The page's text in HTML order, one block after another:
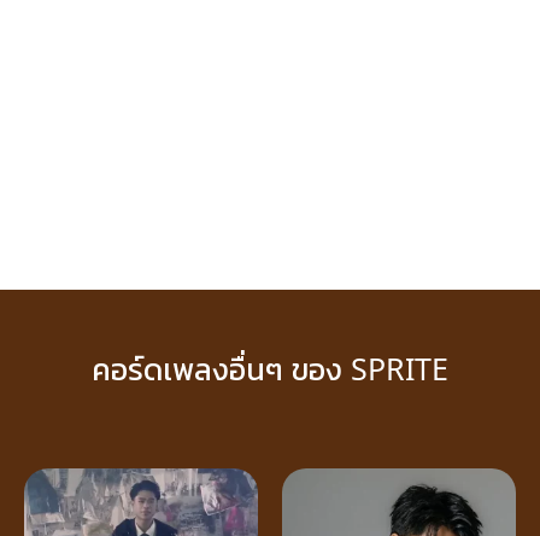
คอร์ดเพลงอื่นๆ ของ SPRITE